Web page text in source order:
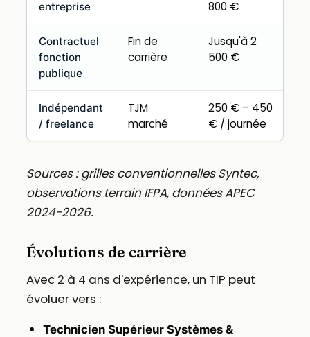
entreprise 800 €
Contractuel
fonction
publique
Fin de
carrière
Jusqu'à 2
500 €
Indépendant
/ freelance
TJM
marché
250 € – 450
€ / journée
Sources : grilles conventionnelles Syntec,
observations terrain IFPA, données APEC
2024-2026.
Évolutions de carrière
Avec 2 à 4 ans d'expérience, un TIP peut
évoluer vers :
Technicien Supérieur Systèmes &